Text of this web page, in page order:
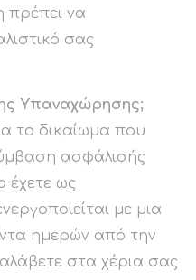
πρέπει να
σας
Υπαναχώρησης;
το δικαίωμα που
ασφάλισής
έχετε ως
με μια
ημερών από την
στα χέρια σας